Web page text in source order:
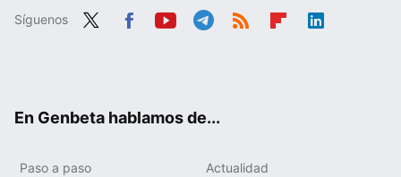
Síguenos
En Genbeta hablamos de...
Paso a paso Actualidad